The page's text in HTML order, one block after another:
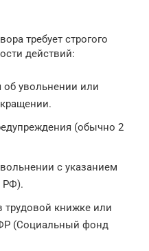
требует строгого
действий:
об увольнении или
(обычно 2
с указанием
РФ).
книжке или
(Социальный фонд